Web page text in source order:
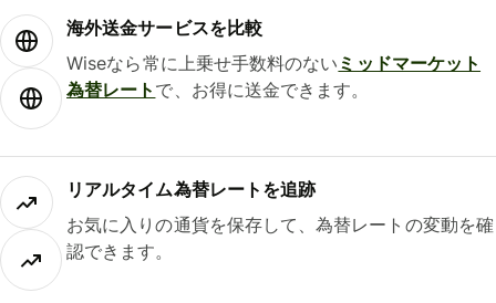
海外送金サービスを比較
Wiseなら常に上乗せ手数料のない ミッドマーケット
為替レート で、お得に送金できます。
リアルタイム為替レートを追跡
お気に入りの通貨を保存して、為替レートの変動を確
認できます。